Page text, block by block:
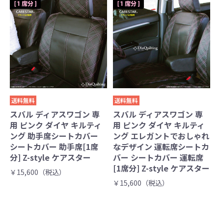
送料無料
スバル ディアスワゴン 専
用 ピンク ダイヤ キルティ
ング 助手席シートカバー
シートカバー 助手席[1席
分] Z-style ケアスター
￥15,600（税込）
送料無料
スバル ディアスワゴン 専
用 ピンク ダイヤ キルティ
ング エレガントでおしゃれ
なデザイン 運転席シートカ
バー シートカバー 運転席
[1席分] Z-style ケアスター
￥15,600（税込）